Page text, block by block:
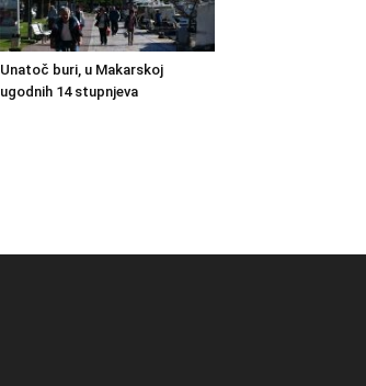
Unatoč buri, u Makarskoj
ugodnih 14 stupnjeva